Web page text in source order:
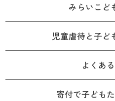
みらいこど
児童虐待と子ど
よくあ
寄付で子ども